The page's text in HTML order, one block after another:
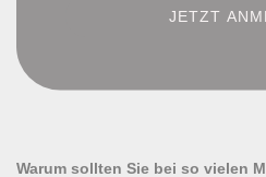
Warum sollten Sie bei so vielen